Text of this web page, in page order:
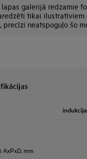
galerijā redzamie
tikai ilustratīviem
precīzi neatspoguļo šo
AxPxD, mm